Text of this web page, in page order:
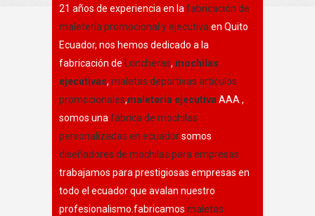
21 años de experiencia en la fabricación de
maletería promocional y ejecutiva en Quito
Ecuador, nos hemos dedicado a la
fabricación de Loncheras, mochilas
ejecutivas, maletas deportivas artículos
promocionales,maleteria ejecutiva AAA ,
somos una fabrica de mochilas
personalizadas en ecuadorsomos
diseñadores de mochilas para empresas
trabajamos para prestigiosas empresas en
todo el ecuador que avalan nuestro
profesionalismo.fabricamos maletas